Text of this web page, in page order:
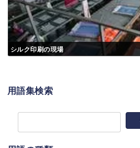
シルク印刷の現場
用語集検索